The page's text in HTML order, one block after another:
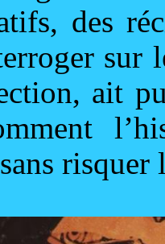
des
ait
risquer